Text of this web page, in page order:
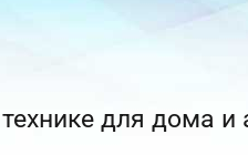
для дома и